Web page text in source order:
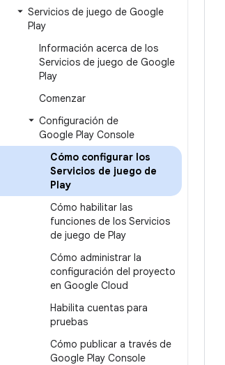
Servicios de juego de Google
Play
Información acerca de los
Servicios de juego de Google
Play
Comenzar
Configuración de
Google Play Console
Cómo configurar los
Servicios de juego de
Play
Cómo habilitar las
funciones de los Servicios
de juego de Play
Cómo administrar la
configuración del proyecto
en Google Cloud
Habilita cuentas para
pruebas
Cómo publicar a través de
Google Play Console